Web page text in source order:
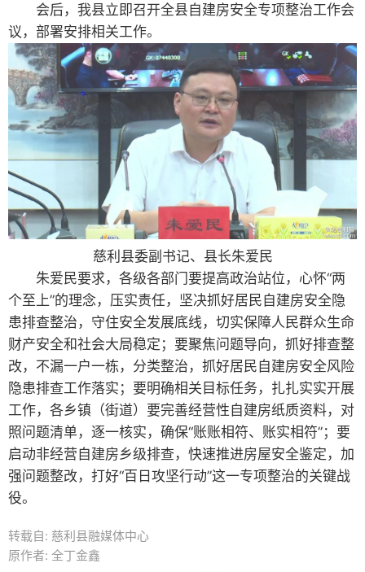
会后，我县立即召开全县自建房安全专项整治工作会
议，部署安排相关工作。
慈利县委副书记、县长朱爱民
朱爱民要求，各级各部门要提高政治站位，心怀“两
个至上”的理念，压实责任，坚决抓好居民自建房安全隐
患排查整治，守住安全发展底线，切实保障人民群众生命
财产安全和社会大局稳定；要聚焦问题导向，抓好排查整
改，不漏一户一栋，分类整治，抓好居民自建房安全风险
隐患排查工作落实；要明确相关目标任务，扎扎实实开展
工作，各乡镇（街道）要完善经营性自建房纸质资料，对
照问题清单，逐一核实，确保“账账相符、账实相符”；要
启动非经营自建房乡级排查，快速推进房屋安全鉴定，加
强问题整改，打好“百日攻坚行动”这一专项整治的关键战
役。
转载自: 慈利县融媒体中心
原作者: 全丁金鑫